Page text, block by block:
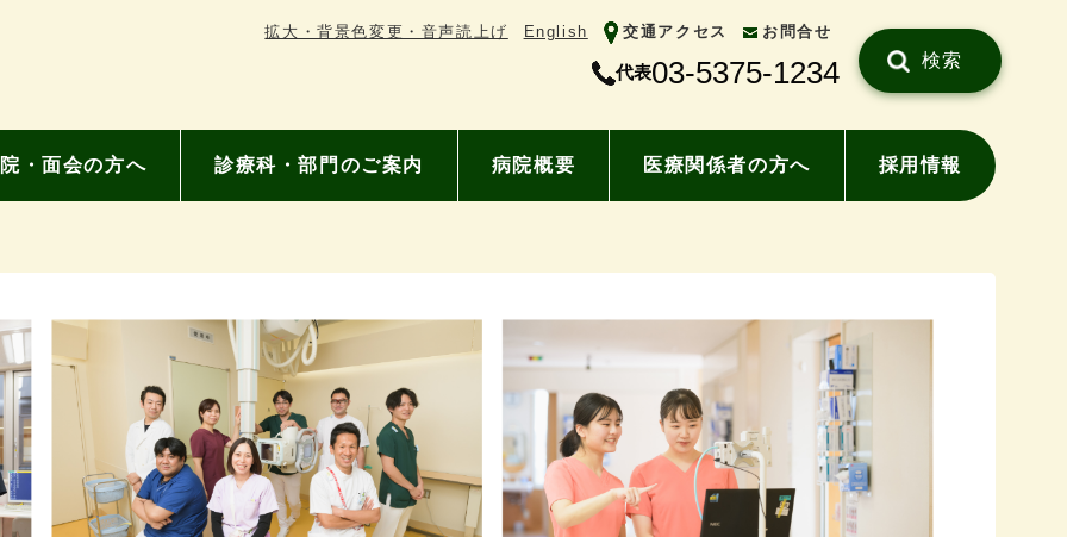
拡大・背景色変更・音声読上げ English 交通アクセス お問合せ
代表03-5375-1234 検索
・面会の方へ 診療科・部門のご案内 病院概要 医療関係者の方へ 採用情報